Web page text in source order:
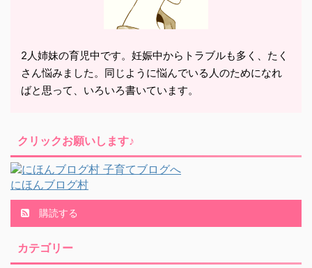
2人姉妹の育児中です。妊娠中からトラブルも多く、たく
さん悩みました。同じように悩んでいる人のためになれ
ばと思って、いろいろ書いています。
クリックお願いします♪
にほんブログ村
購読する
カテゴリー